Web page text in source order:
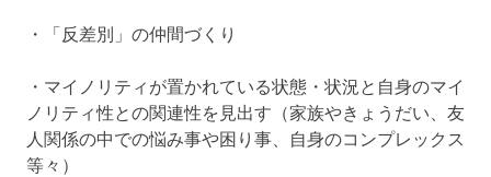
・「反差別」の仲間づくり
・マイノリティが置かれている状態・状況と自身のマイ
ノリティ性との関連性を見出す（家族やきょうだい、友
人関係の中での悩み事や困り事、自身のコンプレックス
等々）